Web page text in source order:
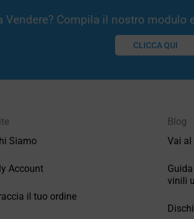
Vendere? Compila il nostro
CLICCA QUI
Siamo
Account
il tuo ordine
Blog
Vai al
vinili